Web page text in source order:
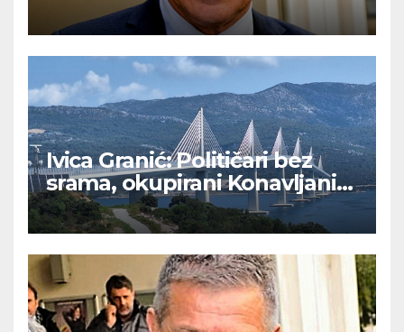
svesti na zločine nad Srbima
Ivica Granić: Političari bez
srama, okupirani Konavljani
bez ceste